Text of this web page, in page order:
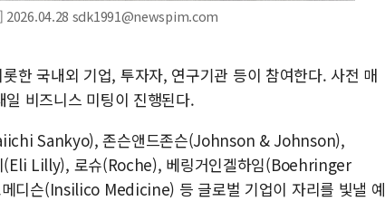
] 2026.04.28 sdk1991@newspim.com
한 국내외 기업, 투자자, 연구기관 등이 참여한다. 사전 매
비즈니스 미팅이 진행된다.
Sankyo), 존슨앤드존슨(Johnson & Johnson),
Lilly), 로슈(Roche), 베링거인겔하임(Boehringer
디슨(Insilico Medicine) 등 글로벌 기업이 자리를 빛낼 예